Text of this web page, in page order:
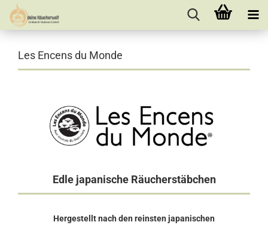
Les Encens du Monde
Edle japanische Räucherstäbchen
Hergestellt nach den reinsten japanischen